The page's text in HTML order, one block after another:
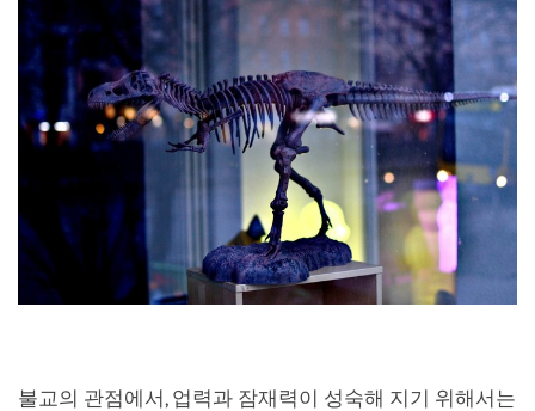
불교의 관점에서, 업력과 잠재력이 성숙해 지기 위해서는